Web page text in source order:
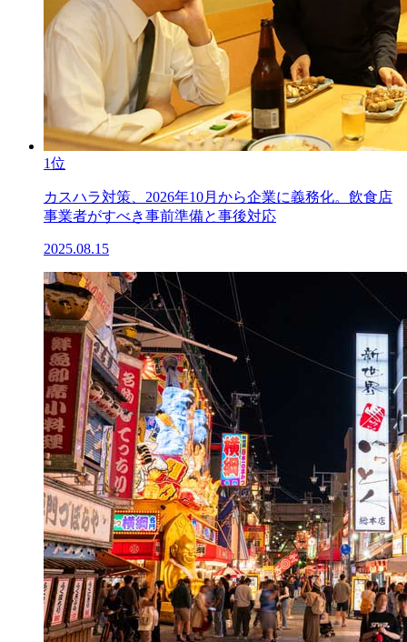
1位
カスハラ対策、2026年10月から企業に義務化。飲食店
事業者がすべき事前準備と事後対応
2025.08.15